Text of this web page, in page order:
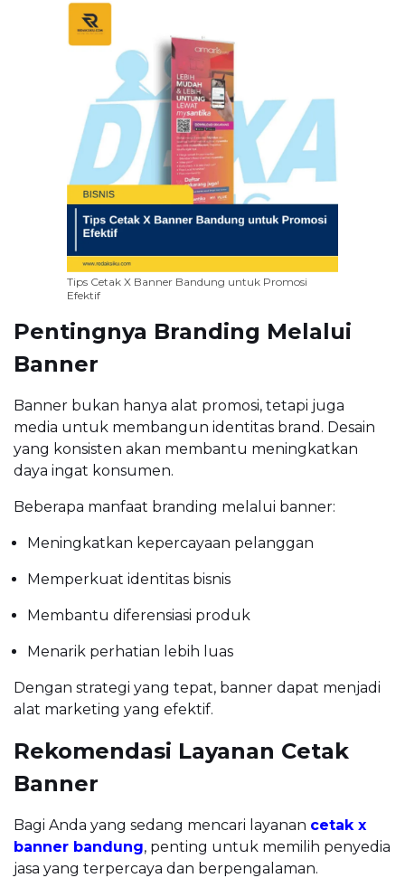
Tips Cetak X Banner Bandung untuk Promosi
Efektif
Pentingnya Branding Melalui
Banner
Banner bukan hanya alat promosi, tetapi juga
media untuk membangun identitas brand. Desain
yang konsisten akan membantu meningkatkan
daya ingat konsumen.
Beberapa manfaat branding melalui banner:
Meningkatkan kepercayaan pelanggan
Memperkuat identitas bisnis
Membantu diferensiasi produk
Menarik perhatian lebih luas
Dengan strategi yang tepat, banner dapat menjadi
alat marketing yang efektif.
Rekomendasi Layanan Cetak
Banner
Bagi Anda yang sedang mencari layanan cetak x
banner bandung, penting untuk memilih penyedia
jasa yang terpercaya dan berpengalaman.